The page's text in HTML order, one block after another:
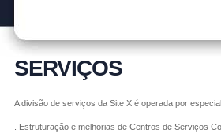
SERVIÇOS
A divisão de serviços da Site X é operada por
. Estruturação e melhorias de Centros de Serviços